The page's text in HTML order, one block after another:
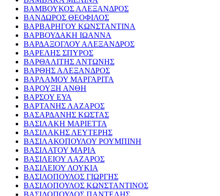
ΒΑΜΒΟΥΚΟΣ ΑΛΕΞΑΝΔΡΟΣ
ΒΑΝΔΩΡΟΣ ΘΕΟΦΙΛΟΣ
ΒΑΡΒΑΡΗΓΟΥ ΚΩΝΣΤΑΝΤΙΝΑ
ΒΑΡΒΟΥΔΑΚΗ ΙΩΑΝΝΑ
ΒΑΡΔΑΞΟΓΛΟΥ ΑΛΕΞΑΝΔΡΟΣ
ΒΑΡΕΛΗΣ ΣΠΥΡΟΣ
ΒΑΡΘΑΛΙΤΗΣ ΑΝΤΩΝΗΣ
ΒΑΡΘΗΣ ΑΛΕΞΑΝΔΡΟΣ
ΒΑΡΛΑΜΟΥ ΜΑΡΓΑΡΙΤΑ
ΒΑΡΟΥΞΗ ΑΝΘΗ
ΒΑΡΣΟΥ ΕΥΑ
ΒΑΡΤΑΝΗΣ ΛΑΖΑΡΟΣ
ΒΑΣΑΡΔΑΝΗΣ ΚΩΣΤΑΣ
ΒΑΣΙΛΑΚΗ ΜΑΡΙΕΤΤΑ
ΒΑΣΙΛΑΚΗΣ ΛΕΥΤΕΡΗΣ
ΒΑΣΙΛΑΚΟΠΟΥΛΟΥ ΡΟΥΜΠΙΝΗ
ΒΑΣΙΛΑΤΟΥ ΜΑΡΙΑ
ΒΑΣΙΛΕΙΟΥ ΛΑΖΑΡΟΣ
ΒΑΣΙΛΕΙΟΥ ΛΟΥΚΙΑ
ΒΑΣΙΛΟΠΟΥΛΟΣ ΓΙΩΡΓΗΣ
ΒΑΣΙΛΟΠΟΥΛΟΣ ΚΩΝΣΤΑΝΤΙΝΟΣ